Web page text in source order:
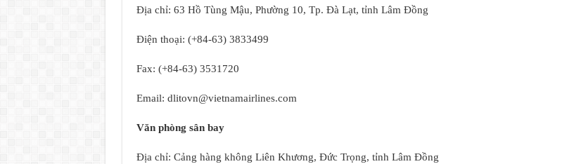
Địa chỉ: 63 Hồ Tùng Mậu, Phường 10, Tp. Đà Lạt, tỉnh Lâm Đồng
Điện thoại: (+84-63) 3833499
Fax: (+84-63) 3531720
Email: dlitovn@vietnamairlines.com
Văn phòng sân bay
Địa chỉ: Cảng hàng không Liên Khương, Đức Trọng, tỉnh Lâm Đồng